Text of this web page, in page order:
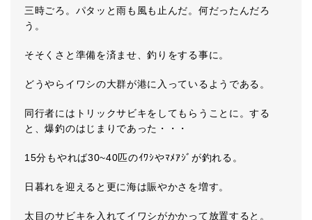
三時ごろ。パタッと雨も風も止んだ。何だったんだろ
う。
そそくさと準備を済ませ、釣りをする事に。
どうやらイワシの大群が港に入っているようである。
同行者にはトリックサビキをしてもらうことに。する
と、爆釣のはじまりであった・・・
15分もやれば30~40匹のｲﾜｼやﾏﾒｱｼﾞが釣れる。
日暮れを迎えると更に海は賑やかさを増す。
太目のサビキを入れてイワシがかかって放置すると。